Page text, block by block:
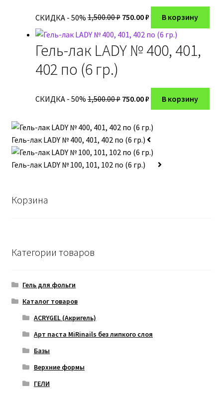
СКИДКА - 50%1,500.00₽
составляла
1,500.00 ₽.
750.00₽
750.00 ₽.
В корзину
Гель-лак LADY № 400, 401,
402 по (6 гр.)
СКИДКА - 50%1,500.00₽
1,500.00 ₽.
750.00₽ В корзину
Гель-лак LADY № 400, 401, 402 по (6 гр.)
Гель-лак LADY № 100, 101, 102 по (6 гр.)
Корзина
Категории товаров
Гель для фольги
Каталог товаров
ACRYGEL (Акригель)
Арт паста MiRinails без липкого слоя
Базы
Верхние формы
ГЕЛИ